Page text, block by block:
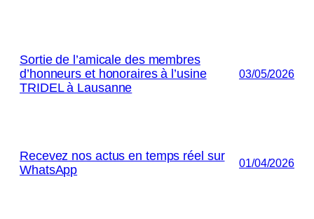
Sortie de l’amicale des membres
d’honneurs et honoraires à l’usine
TRIDEL à Lausanne
03/05/2026
Recevez nos actus en temps réel sur
WhatsApp
01/04/2026